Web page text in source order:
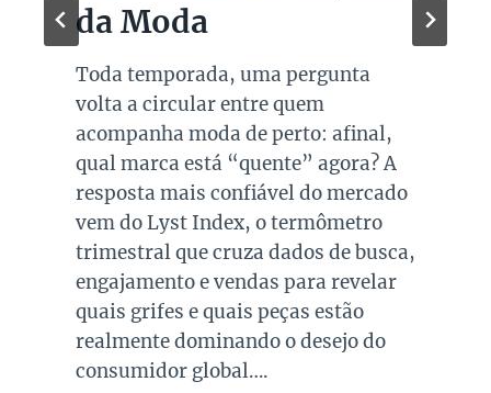
da Moda
Toda temporada, uma pergunta
volta a circular entre quem
acompanha moda de perto: afinal,
qual marca está “quente” agora? A
resposta mais confiável do mercado
vem do Lyst Index, o termômetro
trimestral que cruza dados de busca,
engajamento e vendas para revelar
quais grifes e quais peças estão
realmente dominando o desejo do
consumidor global….